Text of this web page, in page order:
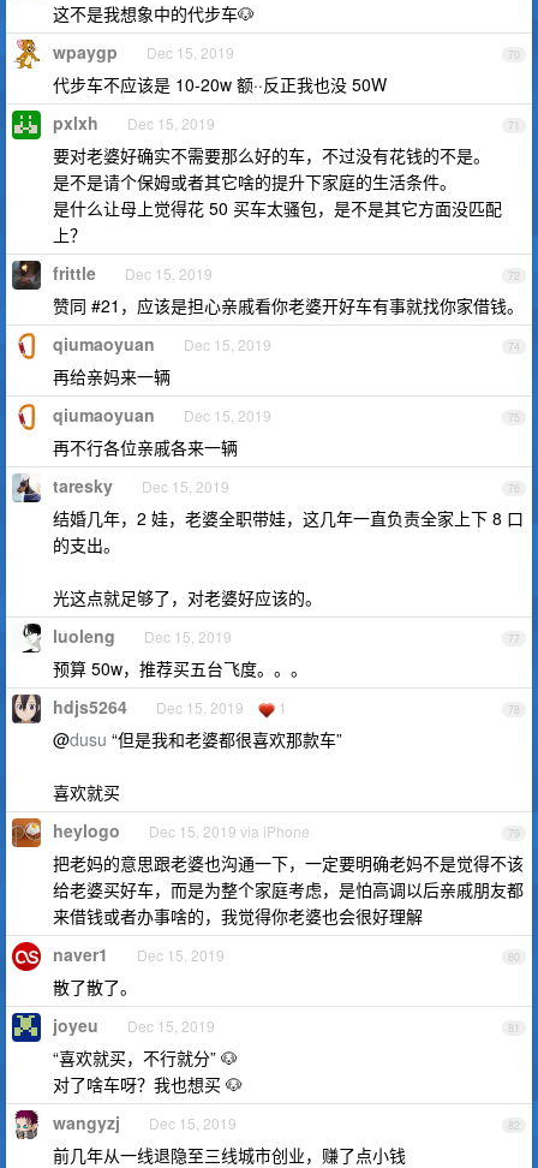
这不是我想象中的代步车🐶
70
wpaygp Dec 15, 2019
代步车不应该是 10-20w 额··反正我也没 50W
71
pxlxh Dec 15, 2019
要对老婆好确实不需要那么好的车，不过没有花钱的不是。
是不是请个保姆或者其它啥的提升下家庭的生活条件。
是什么让母上觉得花 50 买车太骚包，是不是其它方面没匹配
上？
72
frittle Dec 15, 2019
赞同 #21，应该是担心亲戚看你老婆开好车有事就找你家借钱。
74
qiumaoyuan Dec 15, 2019
再给亲妈来一辆
75
qiumaoyuan Dec 15, 2019
再不行各位亲戚各来一辆
76
taresky Dec 15, 2019
结婚几年，2 娃，老婆全职带娃，这几年一直负责全家上下 8 口
的支出。
光这点就足够了，对老婆好应该的。
77
luoleng Dec 15, 2019
预算 50w，推荐买五台飞度。。。
78
hdjs5264 Dec 15, 2019 1
@dusu “但是我和老婆都很喜欢那款车”
喜欢就买
79
heylogo Dec 15, 2019 via iPhone
把老妈的意思跟老婆也沟通一下，一定要明确老妈不是觉得不该
给老婆买好车，而是为整个家庭考虑，是怕高调以后亲戚朋友都
来借钱或者办事啥的，我觉得你老婆也会很好理解
80
naver1 Dec 15, 2019
散了散了。
81
joyeu Dec 15, 2019
“喜欢就买，不行就分” 🐶
对了啥车呀？我也想买 🐶
82
wangyzj Dec 15, 2019
前几年从一线退隐至三线城市创业，赚了点小钱